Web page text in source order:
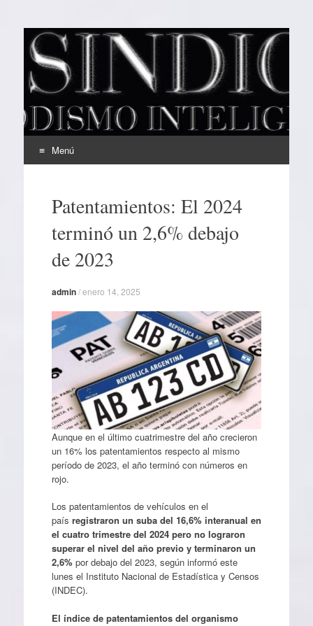
EL SINDICAL
Periodismo Inteligente
Menú
contenidoPatentamientos: El 2024
terminó un 2,6% debajo
de 2023
admin/enero 14, 2025
Aunque en el último cuatrimestre del año crecieron
un 16% los patentamientos respecto al mismo
período de 2023, el año terminó con números en
rojo.
Los patentamientos de vehículos en el
país registraron un suba del 16,6% interanual en
el cuatro trimestre del 2024 pero no lograron
superar el nivel del año previo y terminaron un
2,6% por debajo del 2023, según informó este
lunes el Instituto Nacional de Estadística y Censos
(INDEC).
El índice de patentamientos del organismo